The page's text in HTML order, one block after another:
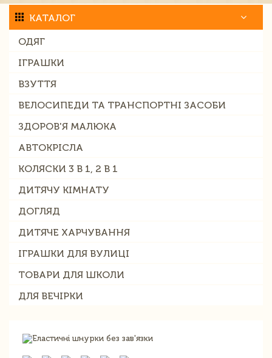
КАТАЛОГ
ОДЯГ
ІГРАШКИ
ВЗУТТЯ
ВЕЛОСИПЕДИ ТА ТРАНСПОРТНІ ЗАСОБИ
ЗДОРОВ'Я МАЛЮКА
АВТОКРІСЛА
КОЛЯСКИ 3 В 1, 2 В 1
ДИТЯЧУ КІМНАТУ
ДОГЛЯД
ДИТЯЧЕ ХАРЧУВАННЯ
ІГРАШКИ ДЛЯ ВУЛИЦІ
ТОВАРИ ДЛЯ ШКОЛИ
ДЛЯ ВЕЧІРКИ